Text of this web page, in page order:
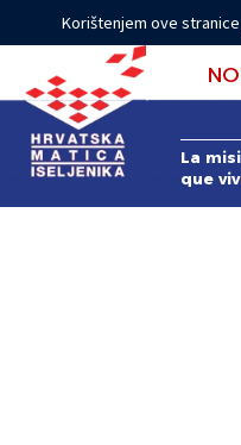
Korištenjem ove
La
que